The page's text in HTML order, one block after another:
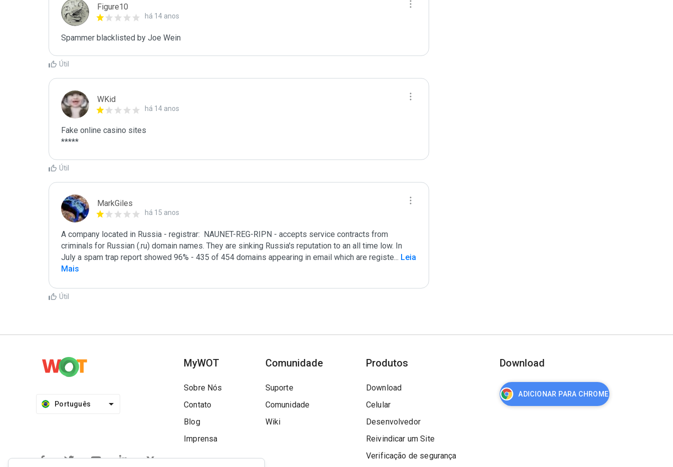
Figure10
há 14 anos
Spammer blacklisted by Joe Wein
Útil
WKid
há 14 anos
Fake online casino sites
Útil
MarkGiles
há 15 anos
A company located in Russia - registrar:  NAUNET-REG-RIPN - accepts service contracts from
criminals for Russian (.ru) domain names. They are sinking Russia's reputation to an all time low. In
July a spam trap report showed 96% - 435 of 454 domains appearing in email which are registe... Leia
Mais
Útil
Português
MyWOT
Sobre Nós
Contato
Blog
Imprensa
Comunidade
Suporte
Comunidade
Wiki
Produtos
Download
Celular
Desenvolvedor
Reivindicar um Site
Verificação de segurança
Download
ADICIONAR PARA CHROME